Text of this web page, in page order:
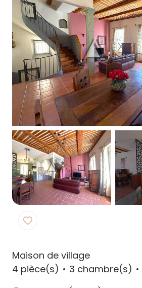
Notre
agence
Contact
Maison de village
4 pièce(s)
3 chambre(s)